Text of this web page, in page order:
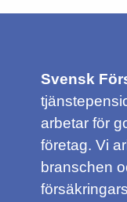
Svensk
arbetar för
företag. Vi
branschen